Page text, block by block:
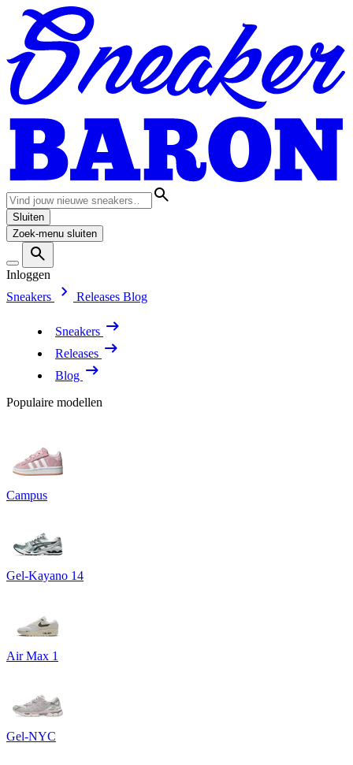
Sluiten
Zoek-menu sluiten
Inloggen
Sneakers
Releases Blog
Sneakers
Releases
Blog
Populaire modellen
Campus
Gel-Kayano 14
Air Max 1
Gel-NYC